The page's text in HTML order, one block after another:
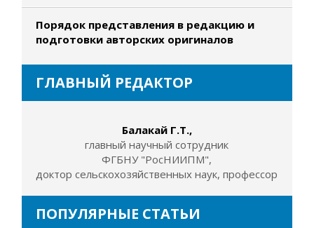
Порядок представления в редакцию и
подготовки авторских оригиналов
ГЛАВНЫЙ РЕДАКТОР
Балакай Г.Т.,
главный научный сотрудник
ФГБНУ "РосНИИПМ",
доктор сельскохозяйственных наук, профессор
ПОПУЛЯРНЫЕ СТАТЬИ